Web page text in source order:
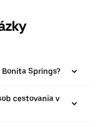
Springs?
cestovania v